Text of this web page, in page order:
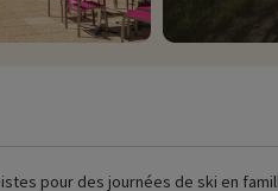
pour des journées de ski en